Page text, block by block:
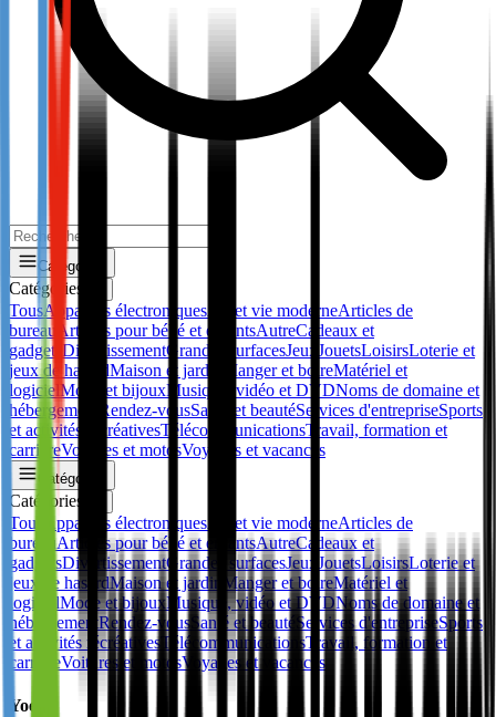
Catégories
Catégories
TousAppareils électroniques Art et vie moderneArticles de
bureau Articles pour bébé et enfantsAutreCadeaux et
gadgets DivertissementGrandes surfacesJeux JouetsLoisirsLoterie et
jeux de hasardMaison et jardin Manger et boireMatériel et
logicielMode et bijouxMusique, vidéo et DVDNoms de domaine et
hébergement
Rendez-vousSanté et beautéServices d'entrepriseSports
et activités récréativesTélécommunicationsTravail, formation et
carrièreVoitures et motosVoyages et vacances
Catégories
Catégories
Tous Appareils électroniques Art et vie moderneArticles de
bureauArticles pour bébé et enfantsAutreCadeaux et
gadgetsDivertissementGrandes surfacesJeux JouetsLoisirsLoterie et
jeux de hasardMaison et jardin Manger et boireMatériel et
logicielMode et bijouxMusique, vidéo et DVDNoms de domaine et
hébergementRendez-vous Santé et beauté Services d'entrepriseSports
et activités récréatives TélécommunicationsTravail, formation et
carrièreVoitures et motosVoyages et vacances
Yoek